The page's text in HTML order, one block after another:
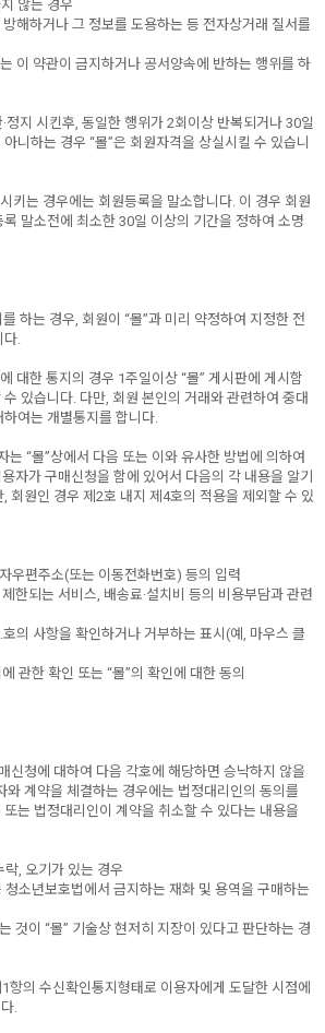
않는 경우
해하거나 그 정보를 도용하는 등 전자상거래 질서를
이 약관이 금지하거나 공서양속에 반하는 행위를 하
정지 시킨후, 동일한 행위가 2회이상 반복되거나 30일
니하는 경우 “몰”은 회원자격을 상실시킬 수 있습니
키는 경우에는 회원등록을 말소합니다. 이 경우 회원
말소전에 최소한 30일 이상의 기간을 정하여 소명
하는 경우, 회원이 “몰”과 미리 약정하여 지정한 전
.
대한 통지의 경우 1주일이상 “몰” 게시판에 게시함
있습니다. 다만, 회원 본인의 거래와 관련하여 중대
여는 개별통지를 합니다.
는 “몰”상에서 다음 또는 이와 유사한 방법에 의하여
자가 구매신청을 함에 있어서 다음의 각 내용을 알기
회원인 경우 제2호 내지 제4호의 적용을 제외할 수 있
우편주소(또는 이동전화번호) 등의 입력
한되는 서비스, 배송료·설치비 등의 비용부담과 관련
의 사항을 확인하거나 거부하는 표시(예, 마우스 클
관한 확인 또는 “몰”의 확인에 대한 동의
신청에 대하여 다음 각호에 해당하면 승낙하지 않을
와 계약을 체결하는 경우에는 법정대리인의 동의를
는 법정대리인이 계약을 취소할 수 있다는 내용을
락, 오기가 있는 경우
소년보호법에서 금지하는 재화 및 용역을 구매하는
것이 “몰” 기술상 현저히 지장이 있다고 판단하는 경
항의 수신확인통지형태로 이용자에게 도달한 시점에
.